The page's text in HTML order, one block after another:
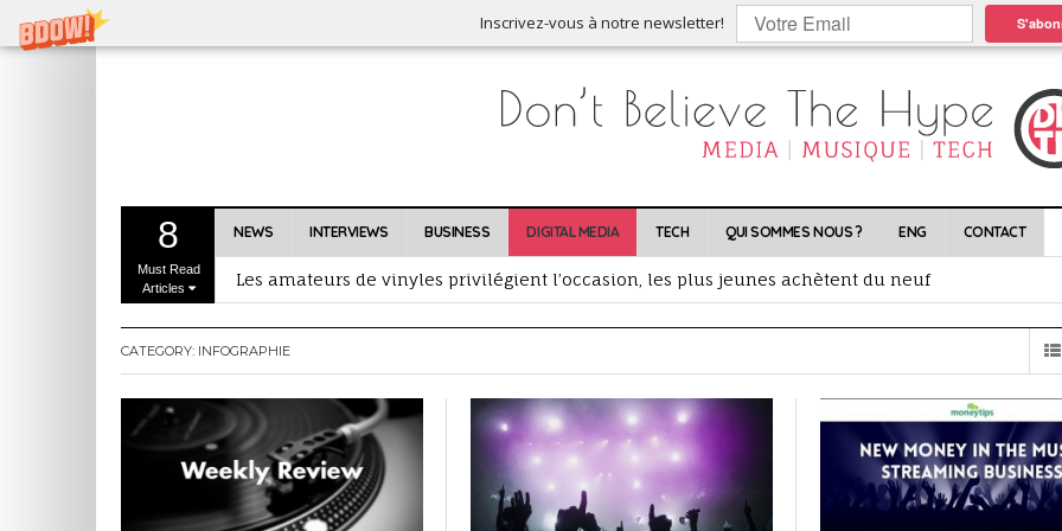
Inscrivez-vous à notre newsletter!
8
Must Read
Articles
NEWS INTERVIEWS BUSINESS DIGITAL MEDIA TECH QUI SOMMES NOUS ? ENG CONTACT
Les amateurs de vinyles privilégient l’occasion, les plus jeunes achètent du neuf
Nouveau format d’écoute et de prescription, la playlist redonne vie aux catalogues
Industrie musicale et Brexit : quelles conséquences ?
Inscrivez-vous au Prix RFI Découvertes !
CATEGORY: INFOGRAPHIE